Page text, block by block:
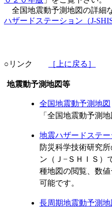
全国地震動予測地図の詳細
ハザードステーション（J-SHIS
○リンク ［上に戻る］
震動予測地図等
全国地震動予測地図
「全国地震動予測
地震ハザードステー
防災科学技術研究
ン（Ｊ−ＳＨＩＳ）
種地図の閲覧、数
可能です。
長周期地震動予測地